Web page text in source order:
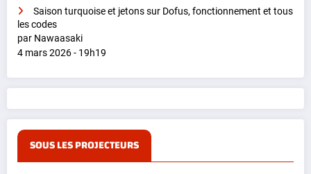
Saison turquoise et jetons sur Dofus, fonctionnement et tous
les codes
par Nawaasaki
4 mars 2026 - 19h19
SOUS LES PROJECTEURS